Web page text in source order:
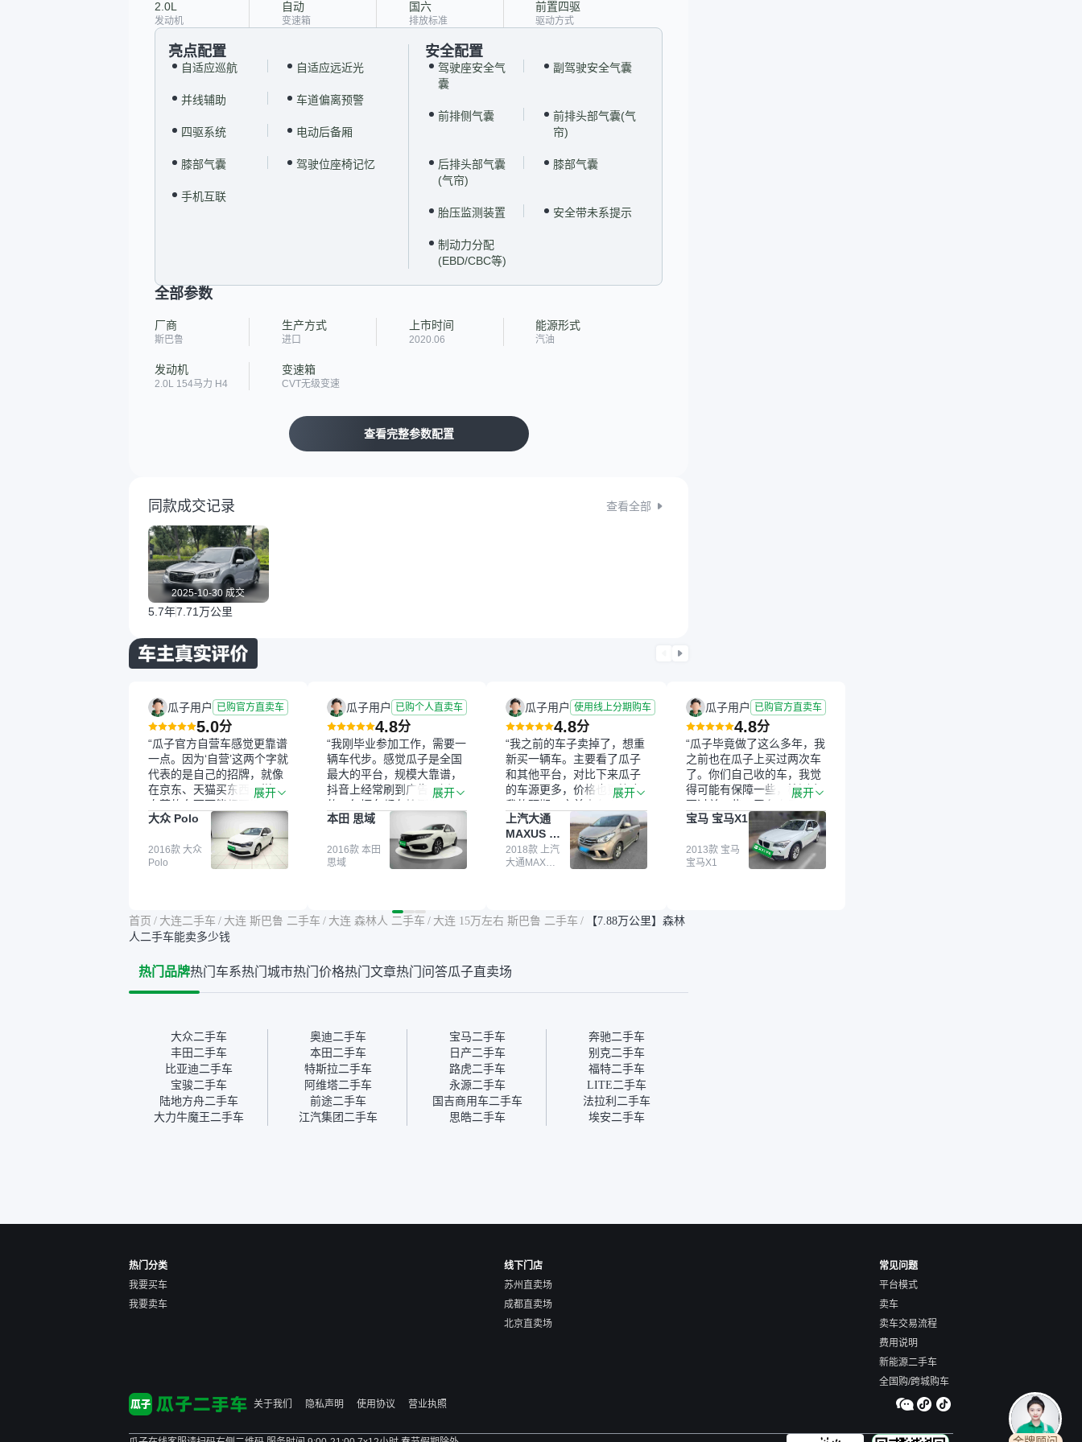
2.0L
发动机
自动
变速箱
国六
排放标准
前置四驱
驱动方式
亮点配置
自适应巡航 自适应远近光
并线辅助 车道偏离预警
四驱系统 电动后备厢
膝部气囊 驾驶位座椅记忆
手机互联
安全配置
驾驶座安全气
囊
副驾驶安全气囊
前排侧气囊
前排头部气囊(气
帘)
后排头部气囊
(气帘)
膝部气囊
胎压监测装置 安全带未系提示
制动力分配
(EBD/CBC等)
全部参数
厂商
斯巴鲁
生产方式
进口
上市时间
2020.06
能源形式
汽油
发动机
2.0L 154马力 H4
变速箱
CVT无级变速
查看完整参数配置
同款成交记录 查看全部
2025-10-30 成交
5.7年7.71万公里
瓜子用户 已购官方直卖车
5.0分
“瓜子官方自营车感觉更靠谱
一点。因为‘自营’这两个字就
代表的是自己的招牌，就像
在京东、天猫买东西一样，
自营的东西可能都要好一
点。就是这种刻板印象吧。
一开始买二手车的时候，我
确实有担心过事故车、泡水
车这些问题。瓜子的检测报
况。我拿到你们的信息之
后，自己又在线上去做了一
台），同时也找了朋友帮忙
线下看车。结果跟你们的报
我第一天看车，第二天你们
就约我到店，我第三天去提
的车。去之前我提前跟交接
人员说好，到了之后要当着
我的面再做一次复检，你们
也安排了师傅，服务可以，
速度很快。体验下来自营车
展开
大众 Polo
2016款 大众
Polo
瓜子用户 已购个人直卖车
4.8分
“我刚毕业参加工作，需要一
辆车代步。感觉瓜子是全国
最大的平台，规模大靠谱，
抖音上经常刷到广告，挺火
的。每辆车都有检测报告，
这个让我很放心。去外面买
车全凭卖家一张嘴，不敢
买。我买了本田思域，白
色，过户次数少，公里数符
平台，车价贵点也正常，毕
竟有保障。其他平台上很多
多花点钱买个放心。从个人
展开
本田 思域
2016款 本田
思域
瓜子用户 使用线上分期购车
4.8分
“我之前的车子卖掉了，想重
新买一辆车。主要看了瓜子
和其他平台，对比下来瓜子
的车源更多，价格也更符合
我的预期。之前卖车来过瓜
子，虽然价格没谈成，但
APP一直留着。瓜子毕竟是
大平台，整体印象还好。我
最终买了一台上汽大通，18
期，这一点很便捷，其他平
心的额外价值。虽然我砍过
为瓜子有质保，车子出小毛
病维修更有保障。”
展开
上汽大通
MAXUS 大
通G10
2018款 上汽
大通MAXUS
瓜子用户 已购官方直卖车
4.8分
“瓜子毕竟做了这么多年，我
之前也在瓜子上买过两次车
了。你们自己收的车，我觉
得可能有保障一些，检测会
更过关一些。平台自己收上
来再卖的车，应该更可靠。
我买的是宝马X1，主要看中
它的价格和公里数比较合
适。另外，瓜子承诺无火
展开
宝马 宝马X1
2013款 宝马
宝马X1
首页 / 大连二手车 / 大连 斯巴鲁 二手车 / 大连 森林人 二手车 / 大连 15万左右 斯巴鲁 二手车 /
【7.88万公里】森林
人二手车能卖多少钱
热门品牌热门车系热门城市热门价格热门文章热门问答瓜子直卖场
大众二手车 奥迪二手车 宝马二手车
奔驰二手车
丰田二手车
本田二手车 日产二手车
别克二手车
比亚迪二手车
特斯拉二手车 路虎二手车
福特二手车
宝骏二手车
阿维塔二手车 永源二手车
LITE二手车
陆地方舟二手车
前途二手车 国吉商用车二手车
法拉利二手车
大力牛魔王二手车
江汽集团二手车 思皓二手车 埃安二手车
热门分类
我要买车
我要卖车
线下门店
苏州直卖场
成都直卖场
北京直卖场
常见问题
平台模式
卖车
卖车交易流程
费用说明
新能源二手车
全国购/跨城购车
关于我们
隐私声明 使用协议 营业执照